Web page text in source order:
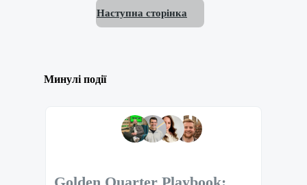
Наступна сторінка
Минулі події